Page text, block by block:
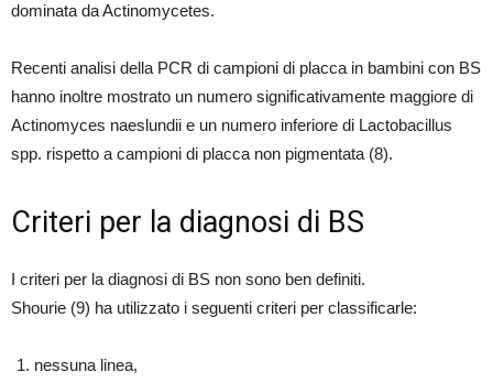
dominata da Actinomycetes.
Recenti analisi della PCR di campioni di placca in bambini con BS
hanno inoltre mostrato un numero significativamente maggiore di
Actinomyces naeslundii e un numero inferiore di Lactobacillus
spp. rispetto a campioni di placca non pigmentata (8).
Criteri per la diagnosi di BS
I criteri per la diagnosi di BS non sono ben definiti.
Shourie (9) ha utilizzato i seguenti criteri per classificarle:
nessuna linea,